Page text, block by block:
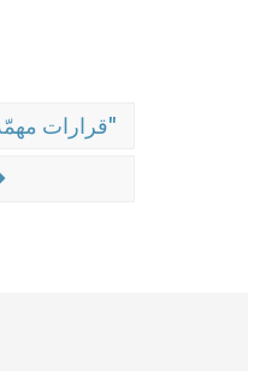
"قرارات مهمّة لصالح الأجيال المستقبلية"